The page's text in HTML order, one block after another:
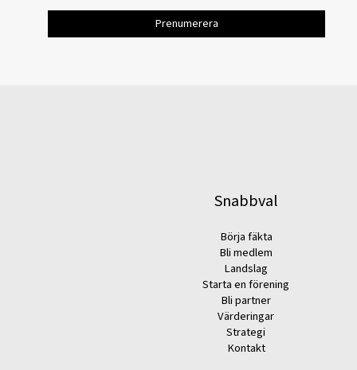
Snabbval
Börja fäkta
Bli medlem
Landslag
Starta en förening
Bli partner
Värderingar
Strategi
Kontakt